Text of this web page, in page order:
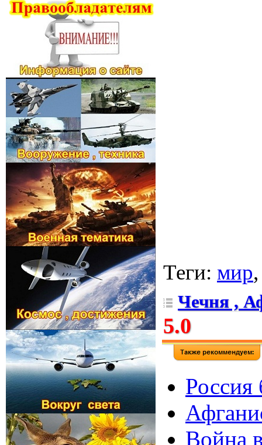
Теги: мир
Чечня ,
5.0
Россия
Война